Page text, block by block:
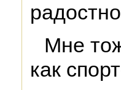
Мне
как